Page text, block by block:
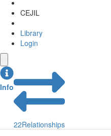
CEJIL
Library
Login
Info
22Relationships